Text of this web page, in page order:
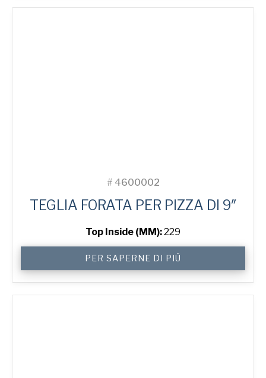
quantità
# 4600002
TEGLIA FORATA PER PIZZA DI 9″
Top Inside (MM):229
Pizza
Tray
quantità
PER SAPERNE DI PIÙ